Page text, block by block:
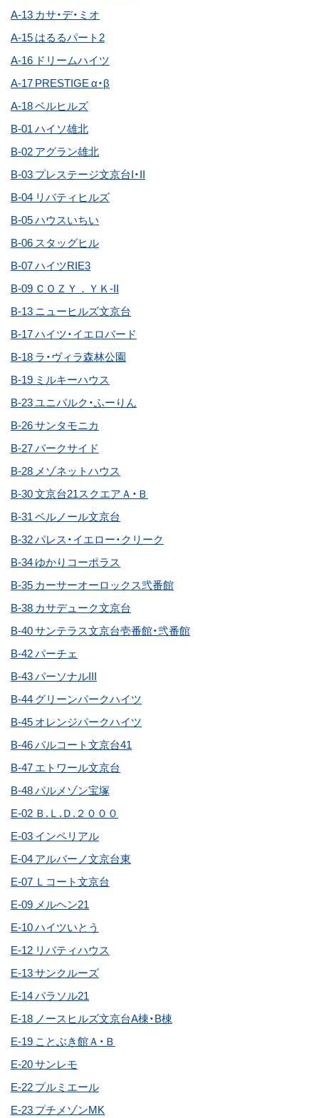
A-13 カサ・デ・ミオ
A-15 はるるパート2
A-16 ドリームハイツ
A-17 PRESTIGE α・β
A-18 ベルヒルズ
B-01 ハイソ雄北
B-02 アグラン雄北
B-03 プレステージ文京台I・II
B-04 リバティヒルズ
B-05 ハウスいちい
B-06 スタッグヒル
B-07 ハイツRIE3
B-09 ＣＯＺＹ．ＹＫ-II
B-13 ニューヒルズ文京台
B-17 ハイツ・イエロバード
B-18 ラ・ヴィラ森林公園
B-19 ミルキーハウス
B-23 ユニパルク・ふーりん
B-26 サンタモニカ
B-27 パークサイド
B-28 メゾネットハウス
B-30 文京台21スクエアＡ・Ｂ
B-31 ベルノール文京台
B-32 パレス・イエロー・クリーク
B-34 ゆかりコーポラス
B-35 カーサーオーロックス弐番館
B-38 カサデューク文京台
B-40 サンテラス文京台壱番館・弐番館
B-42 パーチェ
B-43 パーソナルIII
B-44 グリーンパークハイツ
B-45 オレンジパークハイツ
B-46 パルコート文京台41
B-47 エトワール文京台
B-48 パルメゾン宝塚
E-02 Ｂ.Ｌ.Ｄ.２０００
E-03 インペリアル
E-04 アルバーノ文京台東
E-07 Ｌコート文京台
E-09 メルヘン21
E-10 ハイツいとう
E-12 リバティハウス
E-13 サンクルーズ
E-14 パラソル21
E-18 ノースヒルズ文京台A棟・B棟
E-19 ことぶき館Ａ・Ｂ
E-20 サンレモ
E-22 プルミエール
E-23 プチメゾンMK